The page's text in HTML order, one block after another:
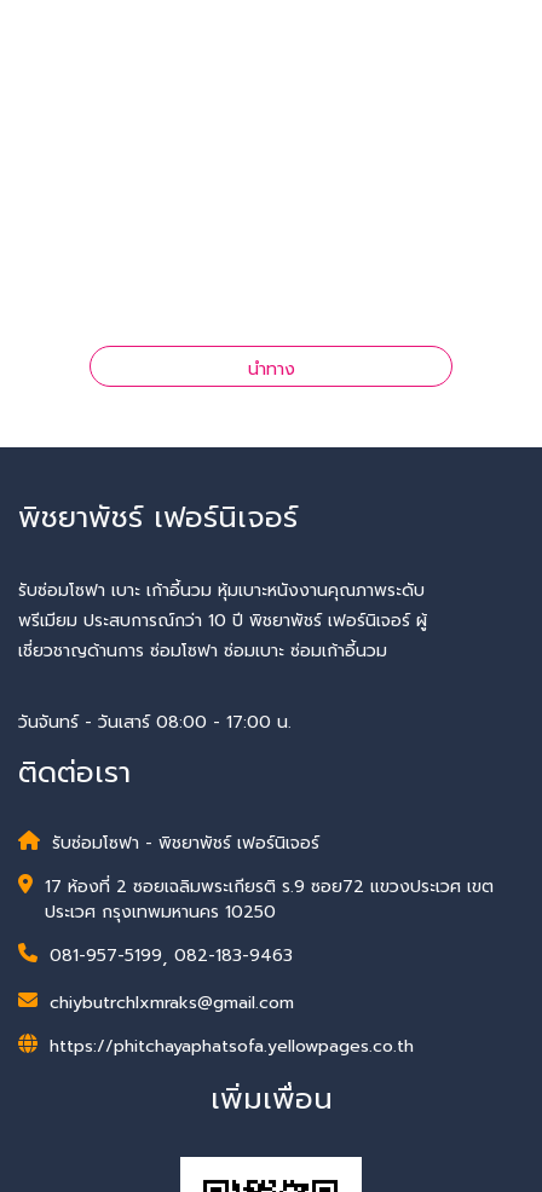
นำทาง
พิชยาพัชร์ เฟอร์นิเจอร์
รับซ่อมโซฟา เบาะ เก้าอี้นวม หุ้มเบาะหนังงานคุณภาพระดับ
พรีเมียม ประสบการณ์กว่า 10 ปี พิชยาพัชร์ เฟอร์นิเจอร์ ผู้
เชี่ยวชาญด้านการ ซ่อมโซฟา ซ่อมเบาะ ซ่อมเก้าอี้นวม
วันจันทร์ - วันเสาร์ 08:00 - 17:00 น.
ติดต่อเรา
รับซ่อมโซฟา - พิชยาพัชร์ เฟอร์นิเจอร์
17 ห้องที่ 2 ซอยเฉลิมพระเกียรติ ร.9 ซอย72 แขวงประเวศ เขต
ประเวศ กรุงเทพมหานคร 10250
081-957-5199, 082-183-9463
chiybutrchlxmraks@gmail.com
https://phitchayaphatsofa.yellowpages.co.th
เพิ่มเพื่อน